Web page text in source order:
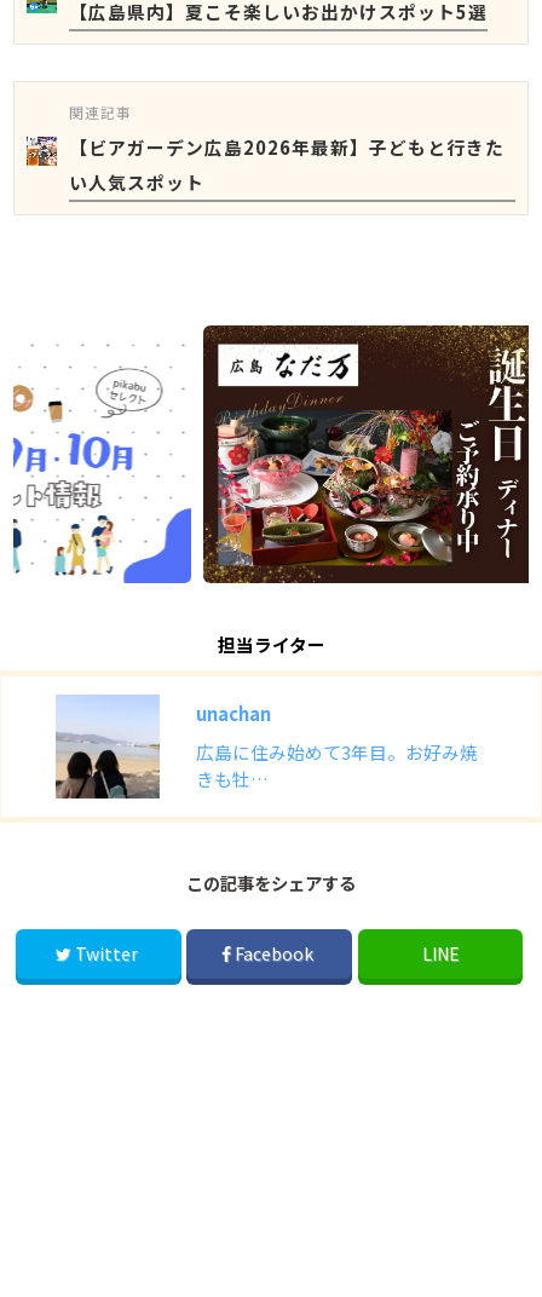
【広島県内】夏こそ楽しいお出かけスポット5選
関連記事
【ビアガーデン広島2026年最新】子どもと行きた
い人気スポット
担当ライター
unachan
広島に住み始めて3年目。お好み焼
きも牡…
この記事をシェアする
Twitter Facebook LINE